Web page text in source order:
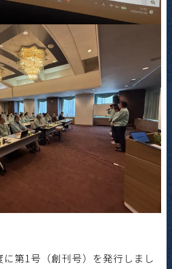
に第1号（創刊号）を発行しまし